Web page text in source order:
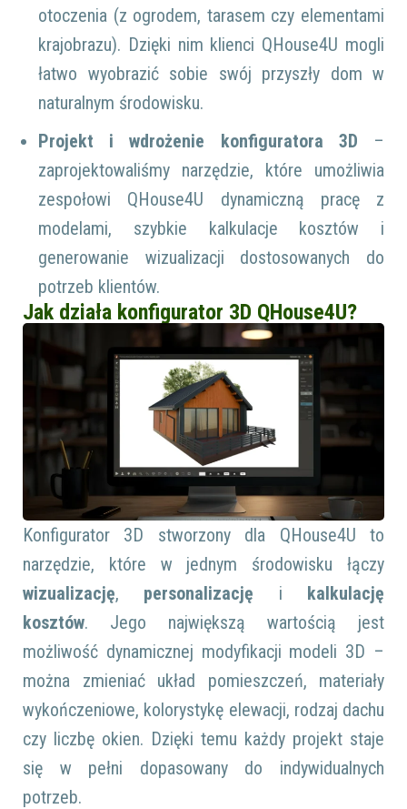
otoczenia (z ogrodem, tarasem czy elementami
krajobrazu). Dzięki nim klienci QHouse4U mogli
łatwo wyobrazić sobie swój przyszły dom w
naturalnym środowisku.
Projekt i wdrożenie konfiguratora 3D –
zaprojektowaliśmy narzędzie, które umożliwia
zespołowi QHouse4U dynamiczną pracę z
modelami, szybkie kalkulacje kosztów i
generowanie wizualizacji dostosowanych do
potrzeb klientów.
Jak działa konfigurator 3D QHouse4U?
Konfigurator 3D stworzony dla QHouse4U to
narzędzie, które w jednym środowisku łączy
wizualizację, personalizację i kalkulację
kosztów. Jego największą wartością jest
możliwość dynamicznej modyfikacji modeli 3D –
można zmieniać układ pomieszczeń, materiały
wykończeniowe, kolorystykę elewacji, rodzaj dachu
czy liczbę okien. Dzięki temu każdy projekt staje
się w pełni dopasowany do indywidualnych
potrzeb.